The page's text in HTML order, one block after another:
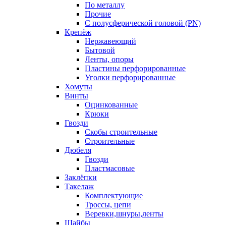
По металлу
Прочие
С полусферической головой (PN)
Крепёж
Нержавеющий
Бытовой
Ленты, опоры
Пластины перфорированные
Уголки перфорированные
Хомуты
Винты
Оцинкованные
Крюки
Гвозди
Скобы строительные
Строительные
Дюбеля
Гвозди
Пластмасовые
Заклёпки
Такелаж
Комплектующие
Троссы, цепи
Веревки,шнуры,ленты
Шайбы